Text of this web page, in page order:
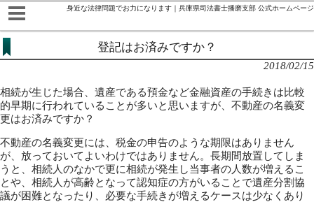
身近な法律問題でお力になります｜兵庫県司法書士播磨支部 公式ホームページ
登記はお済みですか？
2018/02/15
相続が生じた場合、遺産である預金など金融資産の手続きは比較
的早期に行われていることが多いと思いますが、不動産の名義変
更はお済みですか？
不動産の名義変更には、税金の申告のような期限はありません
が、放っておいてよいわけではありません。長期間放置してしま
うと、相続人のなかで更に相続が発生し当事者の人数が増えるこ
とや、相続人が高齢となって認知症の方がいることで遺産分割協
議が困難となったり、必要な手続きが増えるケースは少なくあり